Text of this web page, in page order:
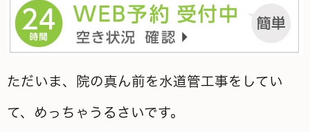
ただいま、院の真ん前を水道管工事をしてい
て、めっちゃうるさいです。